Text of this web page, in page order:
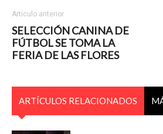
Artículo anterior
SELECCIÓN CANINA DE
FÚTBOL SE TOMA LA
FERIA DE LAS FLORES
ARTÍCULOS RELACIONADOS